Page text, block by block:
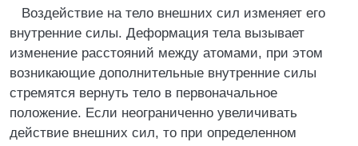
Воздействие на тело внешних сил изменяет его
внутренние силы. Деформация тела вызывает
изменение расстояний между атомами, при этом
возникающие дополнительные внутренние силы
стремятся вернуть тело в первоначальное
положение. Если неограниченно увеличивать
действие внешних сил, то при определенном